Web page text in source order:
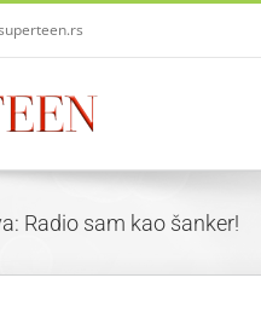
Radio sam kao šanker!